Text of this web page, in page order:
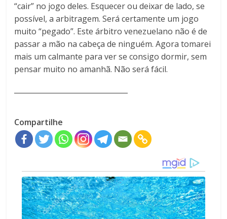
“cair” no jogo deles. Esquecer ou deixar de lado, se
possível, a arbitragem. Será certamente um jogo
muito “pegado”. Este árbitro venezuelano não é de
passar a mão na cabeça de ninguém. Agora tomarei
mais um calmante para ver se consigo dormir, sem
pensar muito no amanhã. Não será fácil.
Compartilhe